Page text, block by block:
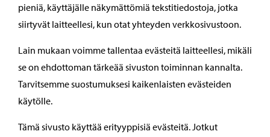
pieniä, käyttäjälle näkymättömiä tekstitiedostoja, jotka
siirtyvät laitteellesi, kun otat yhteyden verkkosivustoon.
Lain mukaan voimme tallentaa evästeitä laitteellesi, mikäli
se on ehdottoman tärkeää sivuston toiminnan kannalta.
Tarvitsemme suostumuksesi kaikenlaisten evästeiden
käytölle.
Tämä sivusto käyttää erityyppisiä evästeitä. Jotkut